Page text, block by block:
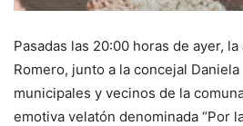
Pasadas las 20:00 horas de ayer,
Romero, junto a la concejal
municipales y vecinos de la
emotiva velatón denominada “Por